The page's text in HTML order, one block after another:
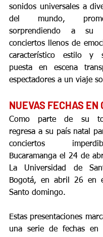
sonidos universales a
del mundo,
sorprendiendo a su
conciertos llenos de
característico estilo y
puesta en escena
espectadores a un viaje
NUEVAS FECHAS EN
Como parte de su
regresa a su país natal
conciertos
Bucaramanga el 24 de
La Universidad de
Bogotá, en abril 26 en
Santo domingo.
Estas presentaciones
una serie de fechas en